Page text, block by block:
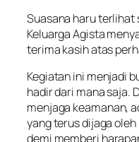
Suasana haru terlihat
Keluarga Agista
terima kasih atas
Kegiatan ini menjadi
hadir dari mana saja.
menjaga keamanan,
yang terus dijaga
demi memberi